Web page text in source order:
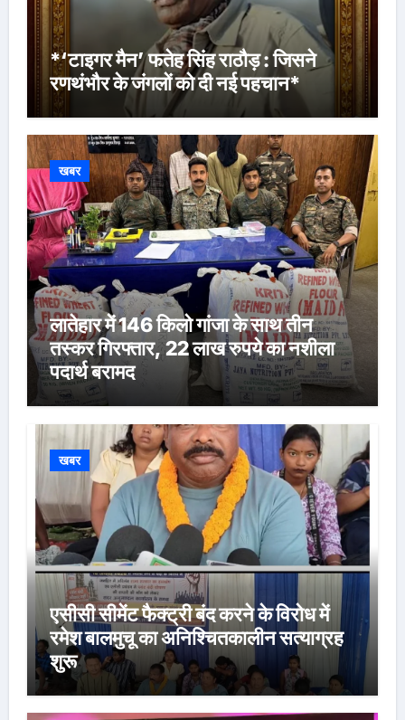
*‘टाइगर मैन’ फतेह सिंह राठौड़ : जिसने
रणथंभौर के जंगलों को दी नई पहचान*
खबर
लातेहार में 146 किलो गांजा के साथ तीन
तस्कर गिरफ्तार, 22 लाख रुपये का नशीला
पदार्थ बरामद
खबर
एसीसी सीमेंट फैक्ट्री बंद करने के विरोध में
रमेश बालमुचू का अनिश्चितकालीन सत्याग्रह
शुरू